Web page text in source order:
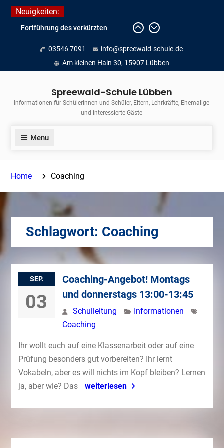
Skip
content
Neuigkeiten:
Fortführung des verkürzten
Unterrichts aufgrund der hohen
Temperaturen (22.06. bis
voraussichtlich zum 26.06.2026)
Journalismus hautnah
Insellauf 2026
03546 7091
info@spreewald-schule.de
Am kleinen Hain 30, 15907 Lübben
Spreewald-Schule Lübben
Informationen für Schülerinnen und Schüler, Eltern, Lehrkräfte, Ehemalige
und interessierte Gäste
Menu
Home Coaching
Schlagwort: Coaching
SEP.
03
Coaching-Angebot! Montags
und donnerstags 13:00-13:45
Schulleitung
Informationen
Coaching
Ihr wollt euch auf eine Klassenarbeit oder auf eine
Prüfung besonders gut vorbereiten? Ihr lernt
Vokabeln, aber es will nichts im Kopf bleiben? Lernen
ja, aber wie? Das
weiterlesen